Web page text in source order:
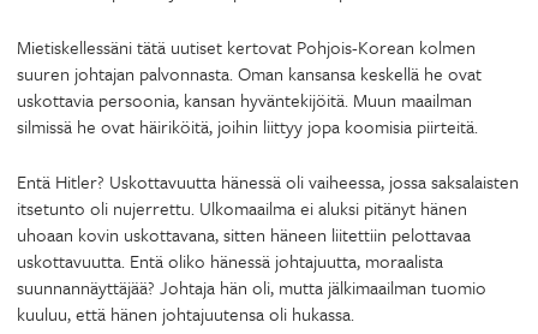
Mietiskellessäni tätä uutiset kertovat Pohjois-Korean kolmen
suuren johtajan palvonnasta. Oman kansansa keskellä he ovat
uskottavia persoonia, kansan hyväntekijöitä. Muun maailman
silmissä he ovat häiriköitä, joihin liittyy jopa koomisia piirteitä.
Entä Hitler? Uskottavuutta hänessä oli vaiheessa, jossa saksalaisten
itsetunto oli nujerrettu. Ulkomaailma ei aluksi pitänyt hänen
uhoaan kovin uskottavana, sitten häneen liitettiin pelottavaa
uskottavuutta. Entä oliko hänessä johtajuutta, moraalista
suunnannäyttäjää? Johtaja hän oli, mutta jälkimaailman tuomio
kuuluu, että hänen johtajuutensa oli hukassa.